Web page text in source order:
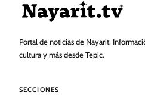
Portal de noticias de Nayarit.
cultura y más desde Tepic.
SECCIONES